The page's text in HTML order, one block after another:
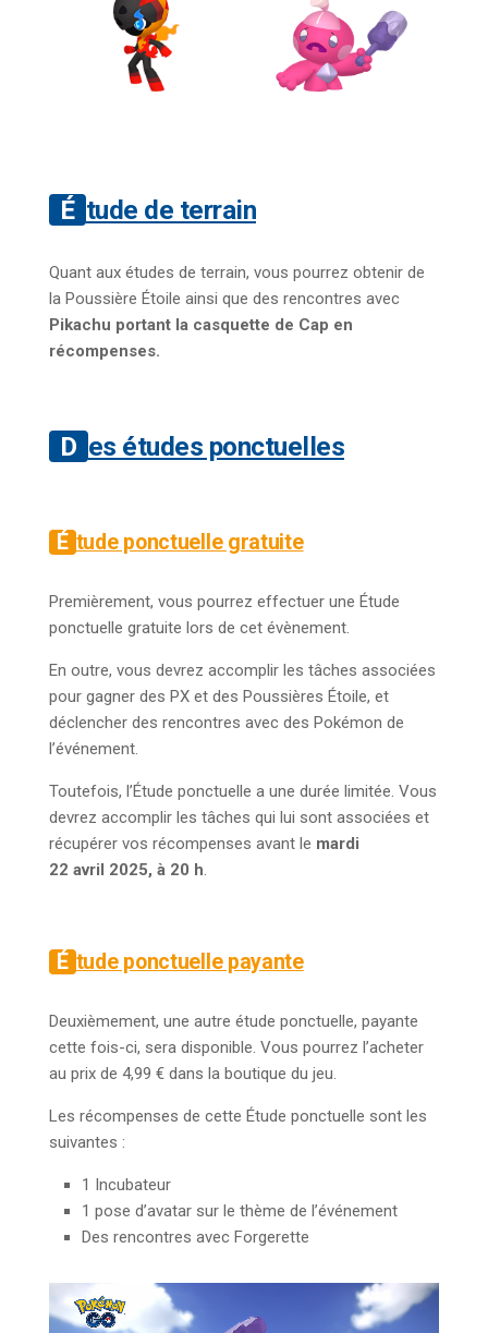
Étude de terrain
Quant aux études de terrain, vous pourrez obtenir de
la Poussière Étoile ainsi que des rencontres avec
Pikachu portant la casquette de Cap en
récompenses.
Des études ponctuelles
Étude ponctuelle gratuite
Premièrement, vous pourrez effectuer une Étude
ponctuelle gratuite lors de cet évènement.
En outre, vous devrez accomplir les tâches associées
pour gagner des PX et des Poussières Étoile, et
déclencher des rencontres avec des Pokémon de
l’événement.
Toutefois, l’Étude ponctuelle a une durée limitée. Vous
devrez accomplir les tâches qui lui sont associées et
récupérer vos récompenses avant le mardi
22 avril 2025, à 20 h.
Étude ponctuelle payante
Deuxièmement, une autre étude ponctuelle, payante
cette fois-ci, sera disponible. Vous pourrez l’acheter
au prix de 4,99 € dans la boutique du jeu.
Les récompenses de cette Étude ponctuelle sont les
suivantes :
1 Incubateur
1 pose d’avatar sur le thème de l’événement
Des rencontres avec Forgerette